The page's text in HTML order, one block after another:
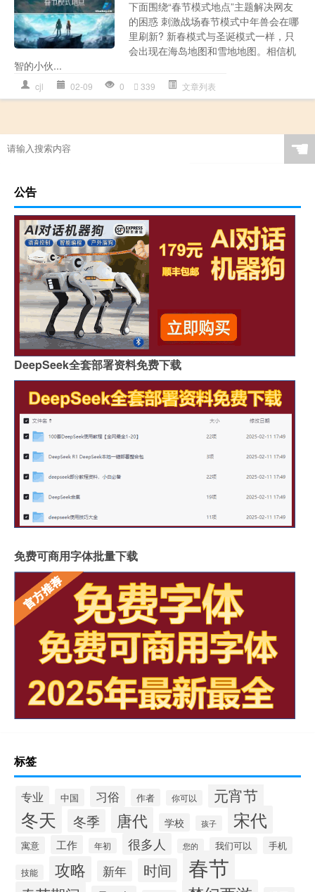
下面围绕“春节模式地点”主题解决网友
的困惑 刺激战场春节模式中年兽会在哪
里刷新? 新春模式与圣诞模式一样，只
会出现在海岛地图和雪地地图。相信机
智的小伙...
cjl 02-09 0 339 文章列表
☚
公告
DeepSeek全套部署资料免费下载
免费可商用字体批量下载
标签
专业 中国 习俗 作者 你可以 元宵节
冬天 冬季 唐代 学校 孩子 宋代
寓意 工作 年初 很多人 您的 我们可以 手机
技能 攻略 新年 时间 春节